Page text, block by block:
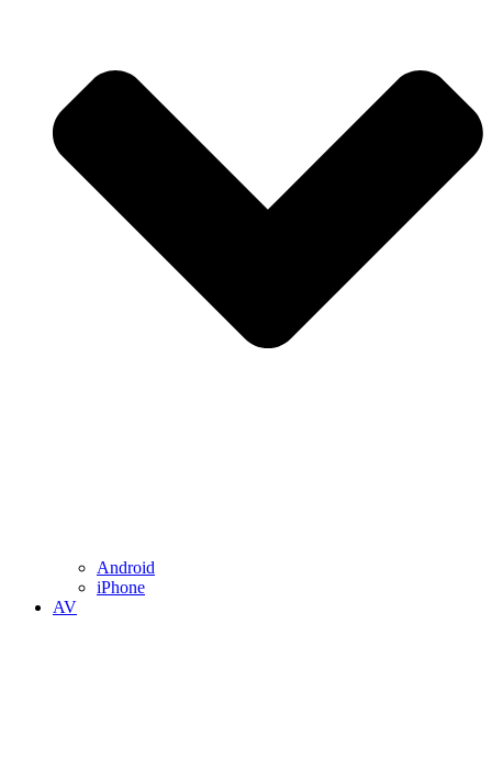
Android
iPhone
AV